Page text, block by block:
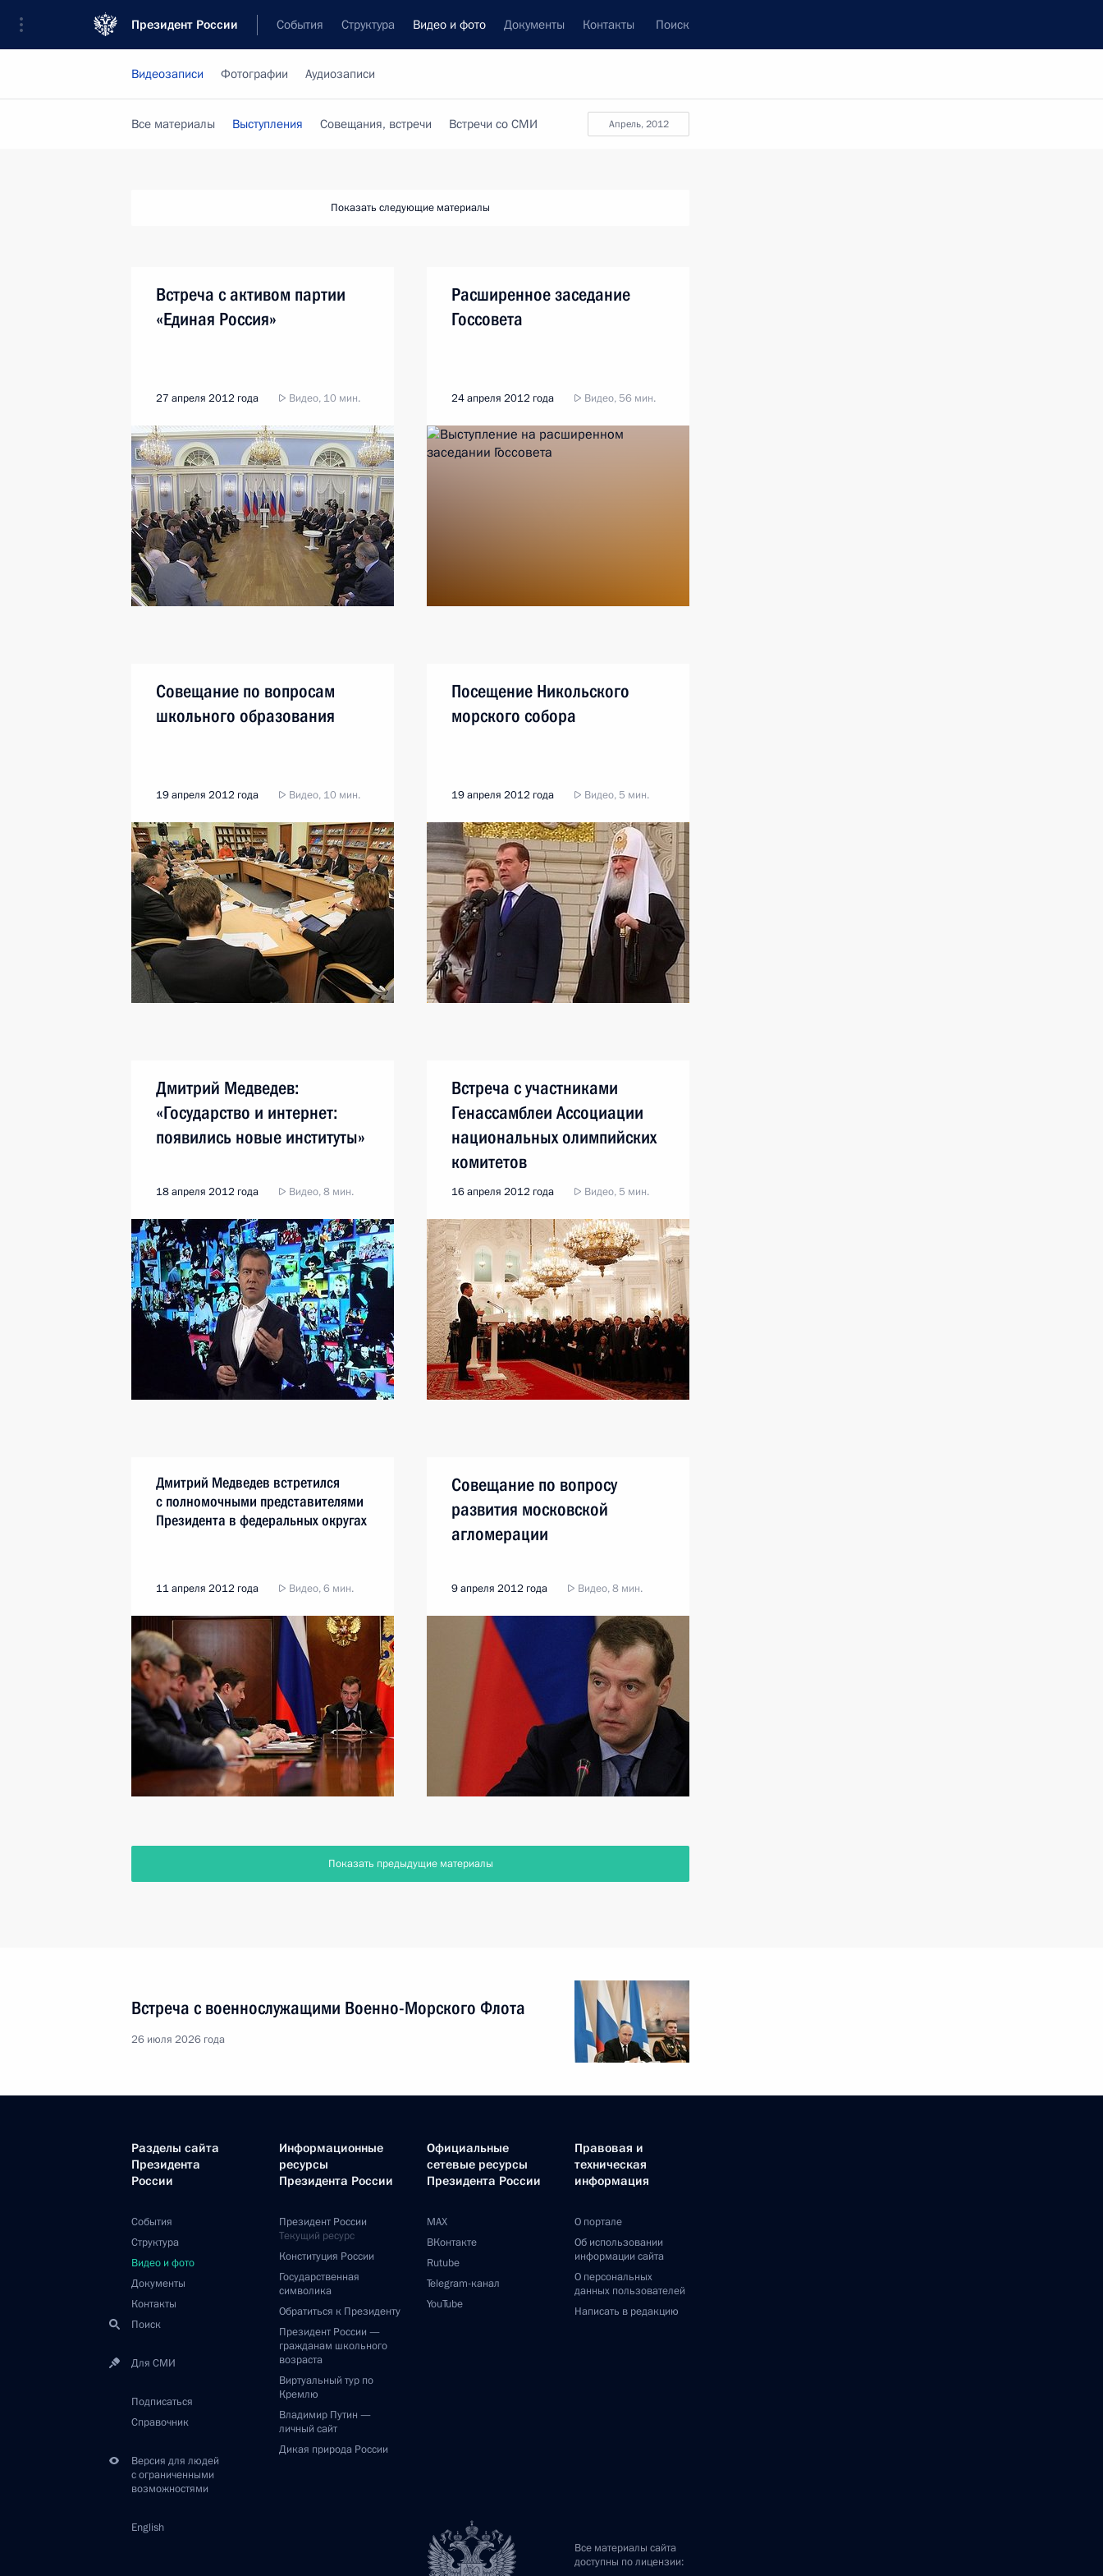
Президент России События Структура Видео и фото Документы Контакты Поиск
Видеозаписи Фотографии Аудиозаписи
апрель, 2012
Все материалы Выступления Совещания, встречи Встречи со СМИ
Показать следующие материалы
Встреча с активом партии
«Единая Россия»
27 апреля 2012 года Видео, 10 мин.
Расширенное заседание
Госсовета
24 апреля 2012 года Видео, 56 мин.
Совещание по вопросам
школьного образования
19 апреля 2012 года Видео, 10 мин.
Посещение Никольского
морского собора
19 апреля 2012 года Видео, 5 мин.
Дмитрий Медведев:
«Государство и интернет:
появились новые институты»
18 апреля 2012 года Видео, 8 мин.
Встреча с участниками
Генассамблеи Ассоциации
национальных олимпийских
комитетов
16 апреля 2012 года Видео, 5 мин.
Дмитрий Медведев встретился
с полномочными представителями
Президента в федеральных округах
11 апреля 2012 года Видео, 6 мин.
Совещание по вопросу
развития московской
агломерации
9 апреля 2012 года Видео, 8 мин.
Показать предыдущие материалы
Встреча с военнослужащими Военно-Морского Флота
26 июля 2026 года
Разделы сайта
Президента
России
События
Структура
Видео и фото
Документы
Контакты
Поиск
Для СМИ
Подписаться
Справочник
Версия для людей
с ограниченными
возможностями
English
Информационные
ресурсы
Президента России
Президент России
Текущий ресурс
Конституция России
Государственная
символика
Обратиться к Президенту
Президент России —
гражданам школьного
возраста
Виртуальный тур по
Кремлю
Владимир Путин —
личный сайт
Дикая природа России
Официальные
сетевые ресурсы
Президента России
MAX
ВКонтакте
Rutube
Telegram-канал
YouTube
Правовая и
техническая
информация
О портале
Об использовании
информации сайта
О персональных
данных пользователей
Написать в редакцию
Все материалы сайта
доступны по лицензии: